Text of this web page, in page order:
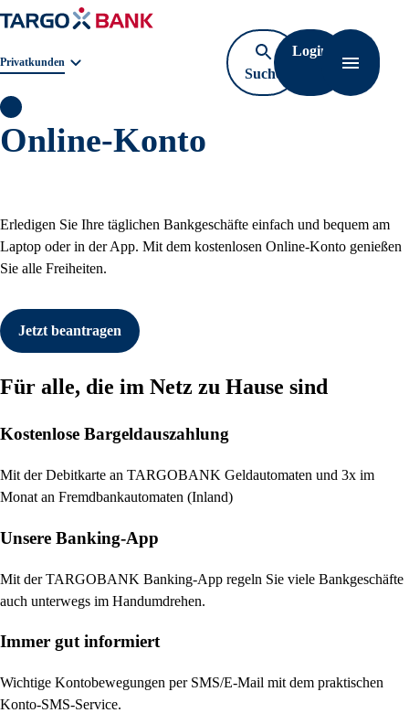
Geschäftsbereichnavigation. Aktuelle Auswahl:
Privatkunden
Suche
öffnen
Login
KI Informationen anzeigen
Online-Konto
Erledigen Sie Ihre täglichen Bankgeschäfte einfach und bequem am
Laptop oder in der App. Mit dem kostenlosen Online-Konto genießen
Sie alle Freiheiten.
Jetzt beantragen
Für alle, die im Netz zu Hause sind
Kostenlose Bargeldauszahlung
Mit der Debitkarte an TARGOBANK Geldautomaten und 3x im
Monat an Fremdbankautomaten (Inland)
Unsere Banking-App
Mit der TARGOBANK Banking-App regeln Sie viele Bankgeschäfte
auch unterwegs im Handumdrehen.
Immer gut informiert
Wichtige Kontobewegungen per SMS/E-Mail mit dem praktischen
Konto-SMS-Service.